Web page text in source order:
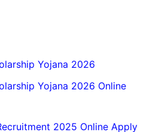
Yojana 2026
Yojana 2026 Online
2025 Online Apply